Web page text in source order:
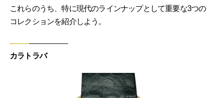
これらのうち、特に現代のラインナップとして重要な3つの
コレクションを紹介しよう。
カラトラバ